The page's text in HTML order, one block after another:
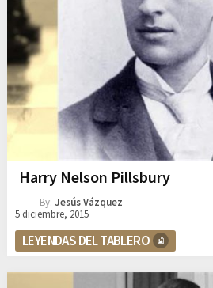
Harry Nelson Pillsbury
By: Jesús Vázquez
5 diciembre, 2015
LEYENDAS DEL TABLERO